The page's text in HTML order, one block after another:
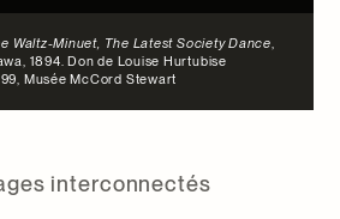
Waltz-Minuet, The Latest Society Dance,
1894. Don de Louise Hurtubise
Musée McCord Stewart
interconnectés